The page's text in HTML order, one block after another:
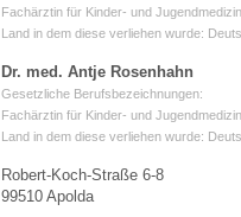
Jugendliche
Teenager: J1 bis J2
Impfreaktionen
Impfsicherheit
Häufige Fragen
Sofortmaßnahmen
Notdienste
Link-Tipps
Wachstum-Rechner
Empfehlungen zum
Hörlexikon
Fachärztin für Kinder- und Jugendmedizin
Land in dem diese verliehen wurde:
Dr. med. Antje Rosenhahn
Gesetzliche Berufsbezeichnungen:
Fachärztin für Kinder- und Jugendmedizin
Land in dem diese verliehen wurde:
Robert-Koch-Straße 6-8
99510 Apolda